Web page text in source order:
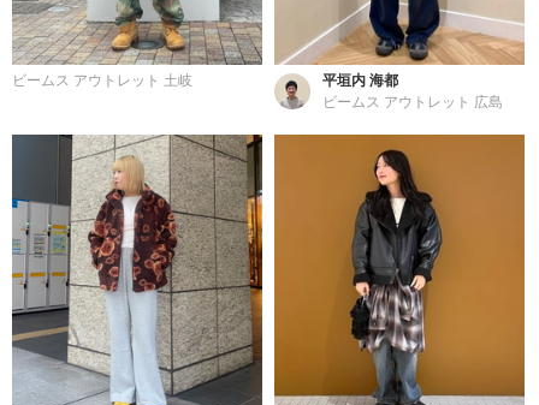
ビームス アウトレット 土岐
平垣内 海都
ビームス アウトレット 広島